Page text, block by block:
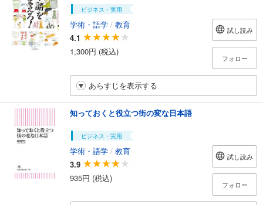
ビジネス・実用
学術・語学 / 教育
4.1
1,300円 (税込)
試し読み
フォロー
あらすじを表示する
知っておくと役立つ街の変な日本語
ビジネス・実用
学術・語学 / 教育
3.9
935円 (税込)
試し読み
フォロー